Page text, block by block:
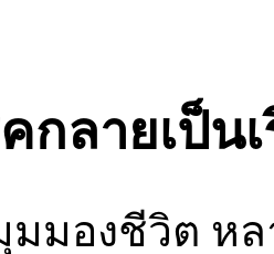
กลายเป็น
มมองชีวิต ห